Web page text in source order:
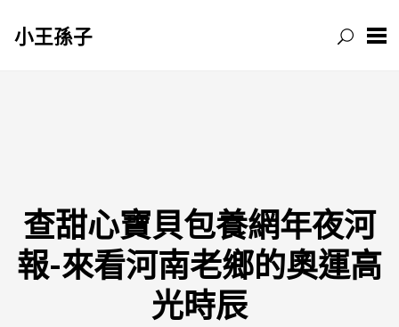
小王孫子
查甜心寶貝包養網年夜河
報-來看河南老鄉的奧運高
光時辰